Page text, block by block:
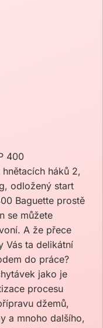
400
háků 2,
odložený start
Baguette prostě
se můžete
A že přece
Vás ta delikátní
do práce?
jako je
procesu
džemů,
a mnoho dalšího,